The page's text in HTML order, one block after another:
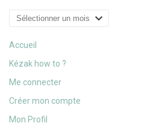
Archives
Accueil
Kézak how to ?
Me connecter
Créer mon compte
Mon Profil